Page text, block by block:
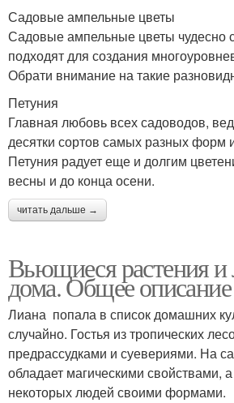
Садовые ампельные цветы
Садовые ампельные цветы чудесно
подходят для создания
Обрати внимание на такие
Петуния
Главная любовь всех садоводов,
десятки сортов самых разных форм
Петуния радует еще и долгим
весны и до конца осени.
читать дальше →
Вьющиеся растения
дома. Общее описание
Лиана попала в список домашних
случайно. Гостья из тропических
предрассудками и суевериями. На
обладает магическими свойствами, а
некоторых людей своими формами.